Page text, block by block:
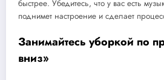
быстрее. Убедитесь, что у вас есть
поднимет настроение и сделает
Занимайтесь уборкой по
вниз»